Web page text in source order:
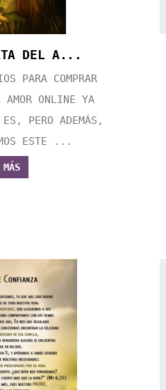
DEL A...
PARA COMPRAR
ONLINE YA
PERO ADEMÁS,
ESTE ...